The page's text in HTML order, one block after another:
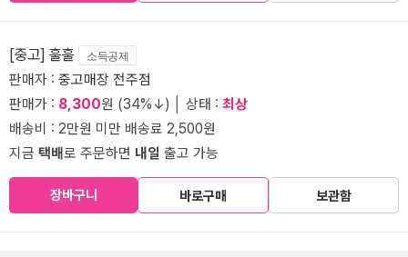
[중고] 훌훌 소득공제
판매자 : 중고매장 전주점
판매가 : 8,300원 (34%↓) │ 상태 : 최상
배송비 : 2만원 미만 배송료 2,500원
지금 택배로 주문하면 내일 출고 가능
장바구니 바로구매 보관함